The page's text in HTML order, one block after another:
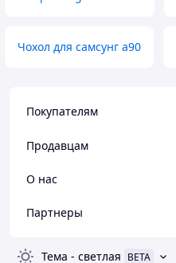
Чохол для самсунг а90
Покупателям
Продавцам
О нас
Партнеры
Тема - светлая BETA